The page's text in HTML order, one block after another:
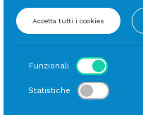
per cassa)
Piano
Accetta tutti i cookies
Funzionali
Statistiche